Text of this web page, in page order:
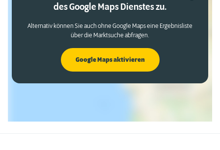
des Google Maps Dienstes zu.
Alternativ können Sie auch ohne Google Maps eine Ergebnisliste
über die Marktsuche abfragen.
Google Maps aktivieren